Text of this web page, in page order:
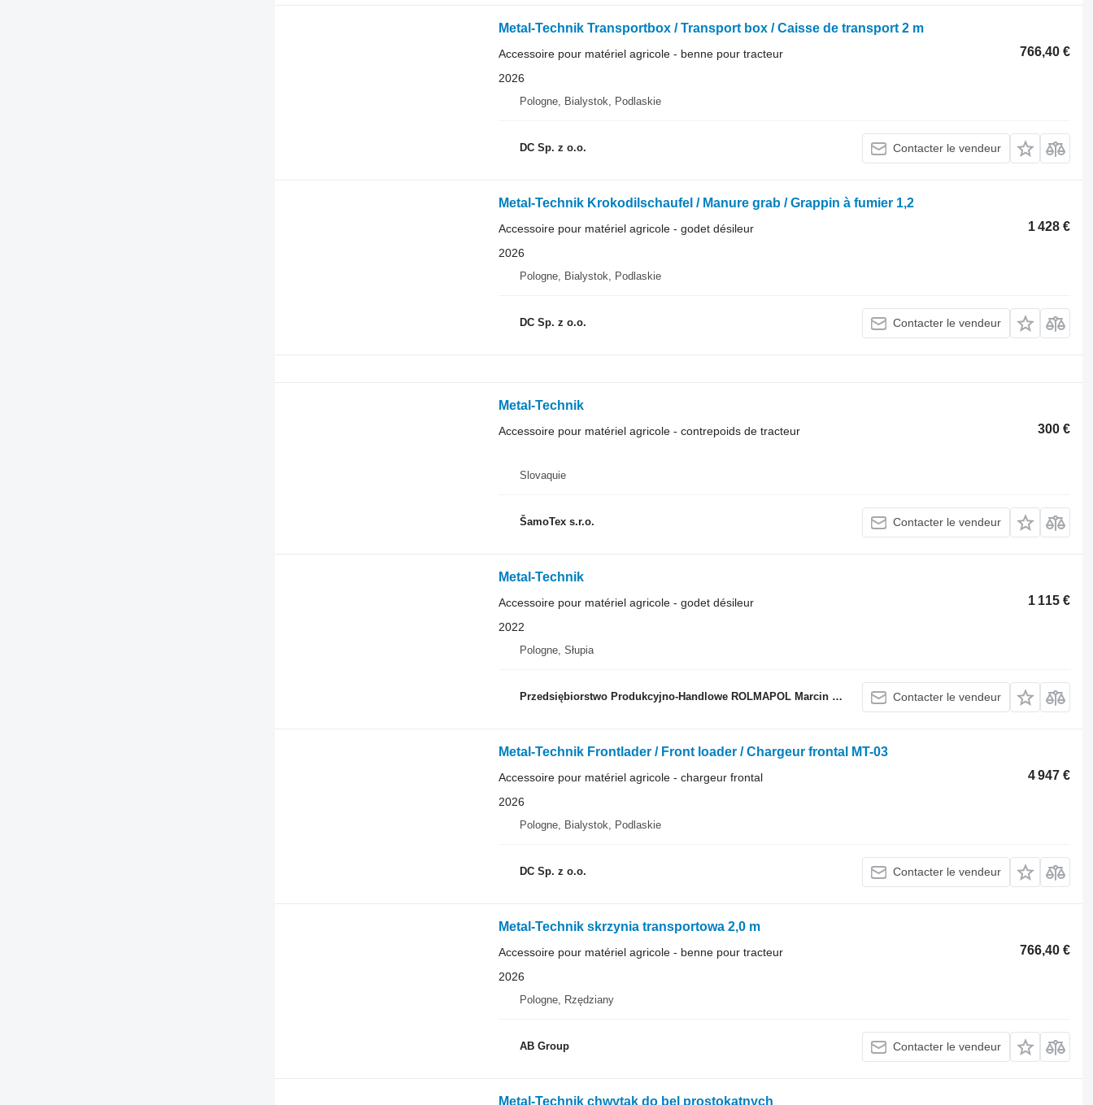
Metal-Technik Transportbox / Transport box / Caisse de transport 2 m
766,40 €
Accessoire pour matériel agricole - benne pour tracteur
2026
Pologne, Bialystok, Podlaskie
DC Sp. z o.o. Contacter le vendeur
Metal-Technik Krokodilschaufel / Manure grab / Grappin à fumier 1,2
1 428 €
Accessoire pour matériel agricole - godet désileur
2026
Pologne, Bialystok, Podlaskie
DC Sp. z o.o. Contacter le vendeur
Metal-Technik
300 €
Accessoire pour matériel agricole - contrepoids de tracteur
Slovaquie
ŠamoTex s.r.o. Contacter le vendeur
Metal-Technik
1 115 €
Accessoire pour matériel agricole - godet désileur
2022
Pologne, Słupia
Przedsiębiorstwo Produkcyjno-Handlowe ROLMAPOL Marcin Dziekan Contacter le vendeur
Metal-Technik Frontlader / Front loader / Chargeur frontal MT-03
4 947 €
Accessoire pour matériel agricole - chargeur frontal
2026
Pologne, Bialystok, Podlaskie
DC Sp. z o.o. Contacter le vendeur
Metal-Technik skrzynia transportowa 2,0 m
766,40 €
Accessoire pour matériel agricole - benne pour tracteur
2026
Pologne, Rzędziany
AB Group Contacter le vendeur
Metal-Technik chwytak do bel prostokątnych